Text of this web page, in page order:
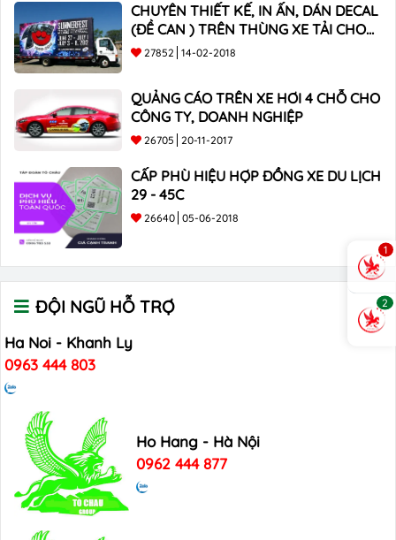
CHUYÊN THIẾT KẾ, IN ẤN, DÁN DECAL
(ĐỀ CAN ) TRÊN THÙNG XE TẢI CHO
CÔNG TY
27852 14-02-2018
QUẢNG CÁO TRÊN XE HƠI 4 CHỖ CHO
CÔNG TY, DOANH NGHIỆP
26705 20-11-2017
CẤP PHÙ HIỆU HỢP ĐỒNG XE DU LỊCH
29 - 45C
26640 05-06-2018
ĐỘI NGŨ HỖ TRỢ
Ha Noi - Khanh Ly
0963 444 803
Ho Hang - Hà Nội
0962 444 877
1
2